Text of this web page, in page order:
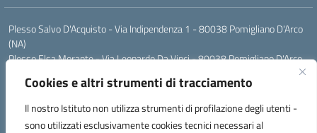
Cookies e altri strumenti di tracciamento
Il nostro Istituto non utilizza strumenti di profilazione degli utenti -
sono utilizzati esclusivamente cookies tecnici necessari al
Plesso Salvo D'Acquisto - Via Indipendenza 1 - 80038 Pomigliano D'Arco
(NA)
Plesso Elsa Morante - Via Leonardo Da Vinci - 80038 Pomigliano D'Arco
Plesso Leone - Via Pascoli - 80038 Pomigliano D'Arco (NA)
Tel.:0813177304 - Mail: naic8g1003@istruzione.it - Pec: